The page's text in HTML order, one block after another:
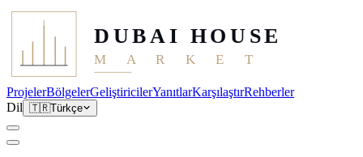
DUBAI HOUSE
M A R K E T
ProjelerBölgelerGeliştiricilerYanıtlarKarşılaştırRehberler
Dil 🇹🇷Türkçe